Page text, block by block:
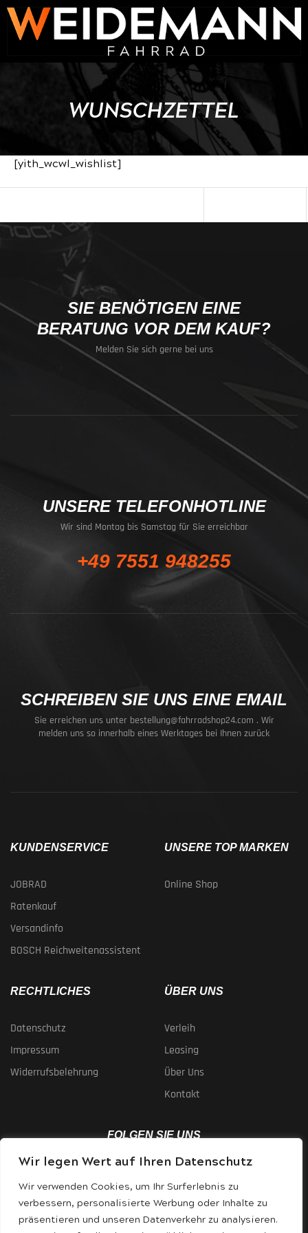
Wir legen Wert auf Ihren Datenschutz
Wir verwenden Cookies, um Ihr Surferlebnis zu
verbessern, personalisierte Werbung oder Inhalte zu
präsentieren und unseren Datenverkehr zu analysieren.
WUNSCHZETTEL
[yith_wcwl_wishlist]
SIE BENÖTIGEN EINE
BERATUNG VOR DEM KAUF?
Melden Sie sich gerne bei uns
UNSERE TELEFONHOTLINE
Wir sind Montag bis Samstag für Sie erreichbar
+49 7551 948255
SCHREIBEN SIE UNS EINE EMAIL
Sie erreichen uns unter bestellung@fahrradshop24.com . Wir
melden uns so innerhalb eines Werktages bei Ihnen zurück
KUNDENSERVICE
JOBRAD
Ratenkauf
Versandinfo
BOSCH Reichweitenassistent
UNSERE TOP MARKEN
Online Shop
RECHTLICHES
Datenschutz
Impressum
Widerrufsbelehrung
ÜBER UNS
Verleih
Leasing
Über Uns
Kontakt
FOLGEN SIE UNS